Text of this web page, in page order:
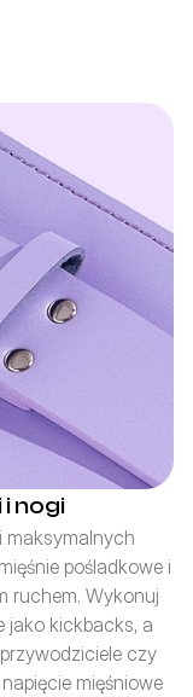
nogi
maksymalnych
pośladkowe i
ruchem. Wykonuj
jako kickbacks, a
czy
mięśniowe